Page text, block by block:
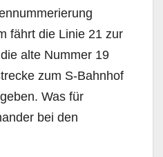
fährt die Linie 21 zur
alte Nummer 19
zum S-Bahnhof
Was für
bei den